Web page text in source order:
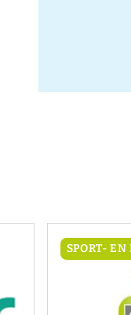
SPORT-